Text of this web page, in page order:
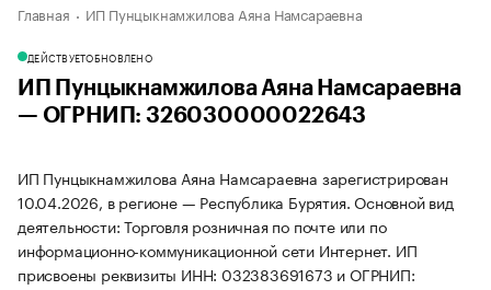
Главная ИП Пунцыкнамжилова Аяна Намсараевна
ДЕЙСТВУЕТОБНОВЛЕНО
ИП Пунцыкнамжилова Аяна Намсараевна
— ОГРНИП: 326030000022643
ИП Пунцыкнамжилова Аяна Намсараевна зарегистрирован
10.04.2026, в регионе — Республика Бурятия. Основной вид
деятельности: Торговля розничная по почте или по
информационно-коммуникационной сети Интернет. ИП
присвоены реквизиты ИНН: 032383691673 и ОГРНИП: